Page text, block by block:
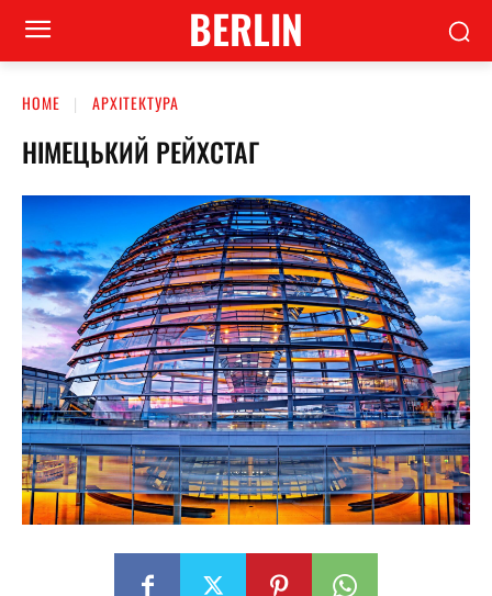
BERLIN
HOME АРХІТЕКТУРА
НІМЕЦЬКИЙ РЕЙХСТАГ